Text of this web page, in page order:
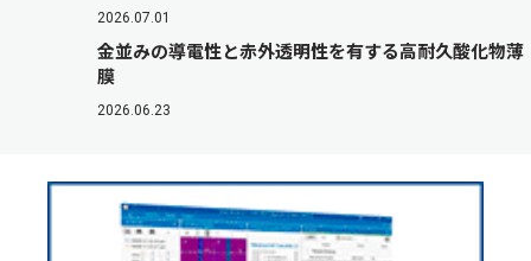
2026.07.01
金並みの導電性と赤外透明性を有する高耐久酸化物薄
膜
2026.06.23